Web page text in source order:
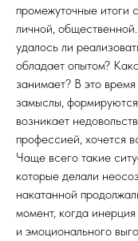
промежуточные итоги
личной,
удалось ли
обладает опытом?
занимает? В это
замыслы,
возникает
профессией, хочется
Чаще всего такие
которые делали
накатанной
момент, когда
и эмоционального